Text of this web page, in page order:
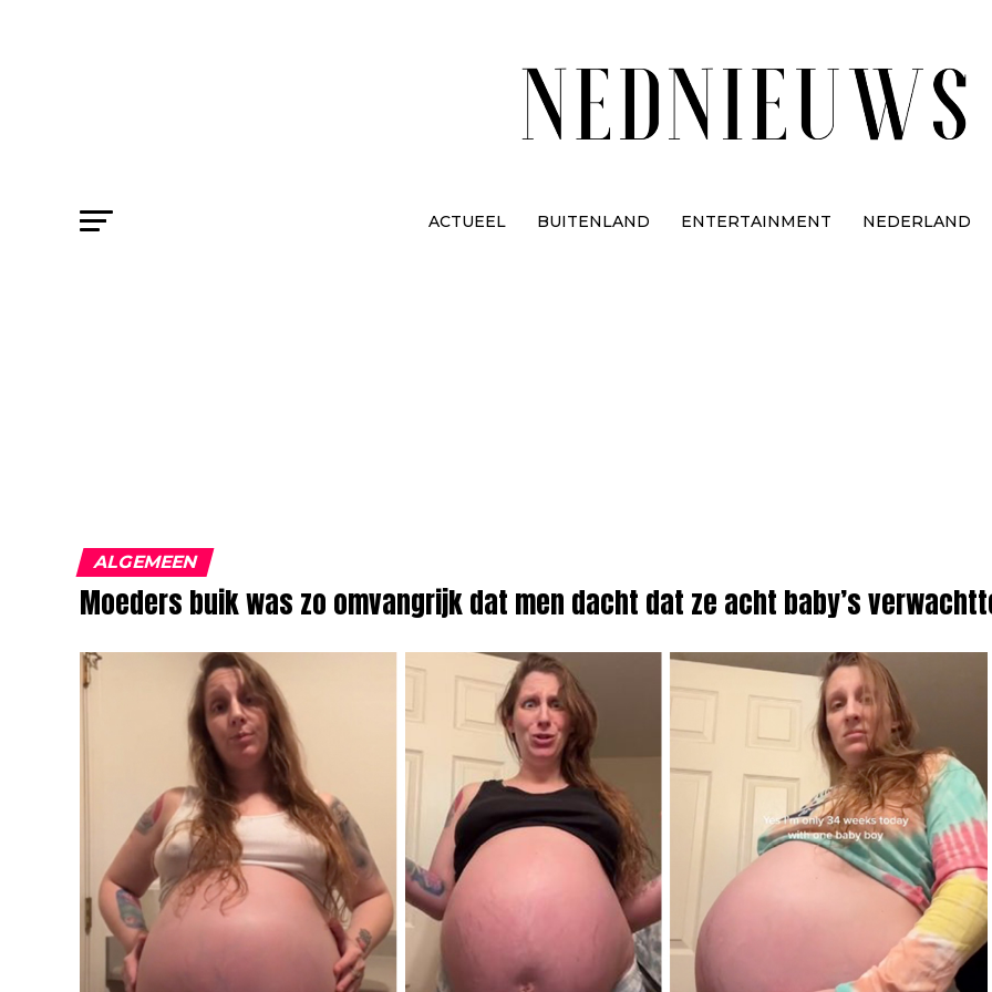
ACTUEEL BUITENLAND ENTERTAINMENT NEDERLAND
ALGEMEEN
Moeders buik was zo omvangrijk dat men dacht dat ze acht baby’s